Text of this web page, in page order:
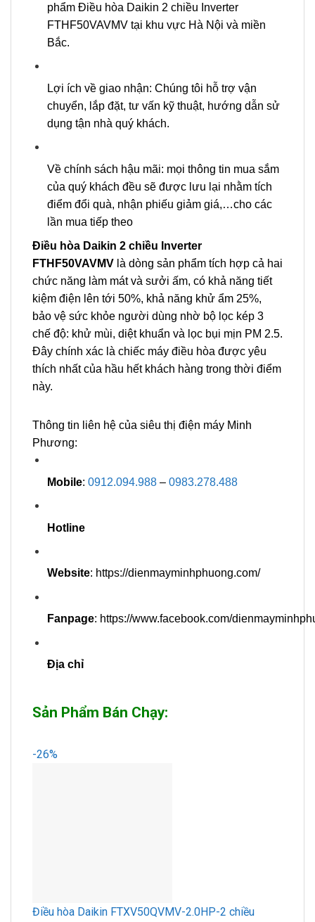
phẩm Điều hòa Daikin 2 chiều Inverter
FTHF50VAVMV tại khu vực Hà Nội và miền
Bắc.
Lợi ích về giao nhận: Chúng tôi hỗ trợ vận
chuyển, lắp đặt, tư vấn kỹ thuật, hướng dẫn sử
dụng tận nhà quý khách.
Về chính sách hậu mãi: mọi thông tin mua sắm
của quý khách đều sẽ được lưu lại nhằm tích
điểm đổi quà, nhận phiếu giảm giá,…cho các
lần mua tiếp theo
Điều hòa Daikin 2 chiều Inverter
FTHF50VAVMV là dòng sản phẩm tích hợp cả hai
chức năng làm mát và sưởi ấm, có khả năng tiết
kiệm điện lên tới 50%, khả năng khử ẩm 25%,
bảo vệ sức khỏe người dùng nhờ bộ lọc kép 3
chế độ: khử mùi, diệt khuẩn và lọc bụi mịn PM 2.5.
Đây chính xác là chiếc máy điều hòa được yêu
thích nhất của hầu hết khách hàng trong thời điểm
này.
Thông tin liên hệ của siêu thị điện máy Minh
Phương:
Mobile: 0912.094.988– 0983.278.488
Hotline
Website: https://dienmayminhphuong.com/
Fanpage: https://www.facebook.com/
Địa chỉ
Sản Phẩm Bán Chạy:
-26%
Điều hòa Daikin FTXV50QVMV-2.0HP-2 chiều